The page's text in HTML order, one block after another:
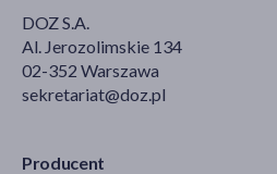
DOZ S.A.
Al. Jerozolimskie 134
02-352 Warszawa
sekretariat@doz.pl
Producent